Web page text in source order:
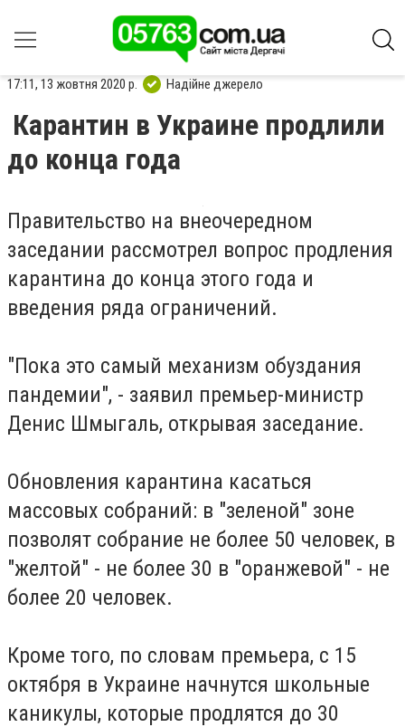
17:11, 13 жовтня 2020 р. Надійне джерело
Карантин в Украине продлили
до конца года
Правительство на внеочередном
заседании рассмотрел вопрос продления
карантина до конца этого года и
введения ряда ограничений.
"Пока это самый механизм обуздания
пандемии", - заявил премьер-министр
Денис Шмыгаль, открывая заседание.
Обновления карантина касаться
массовых собраний: в "зеленой" зоне
позволят собрание не более 50 человек, в
"желтой" - не более 30 в "оранжевой" - не
более 20 человек.
Кроме того, по словам премьера, с 15
октября в Украине начнутся школьные
каникулы, которые продлятся до 30